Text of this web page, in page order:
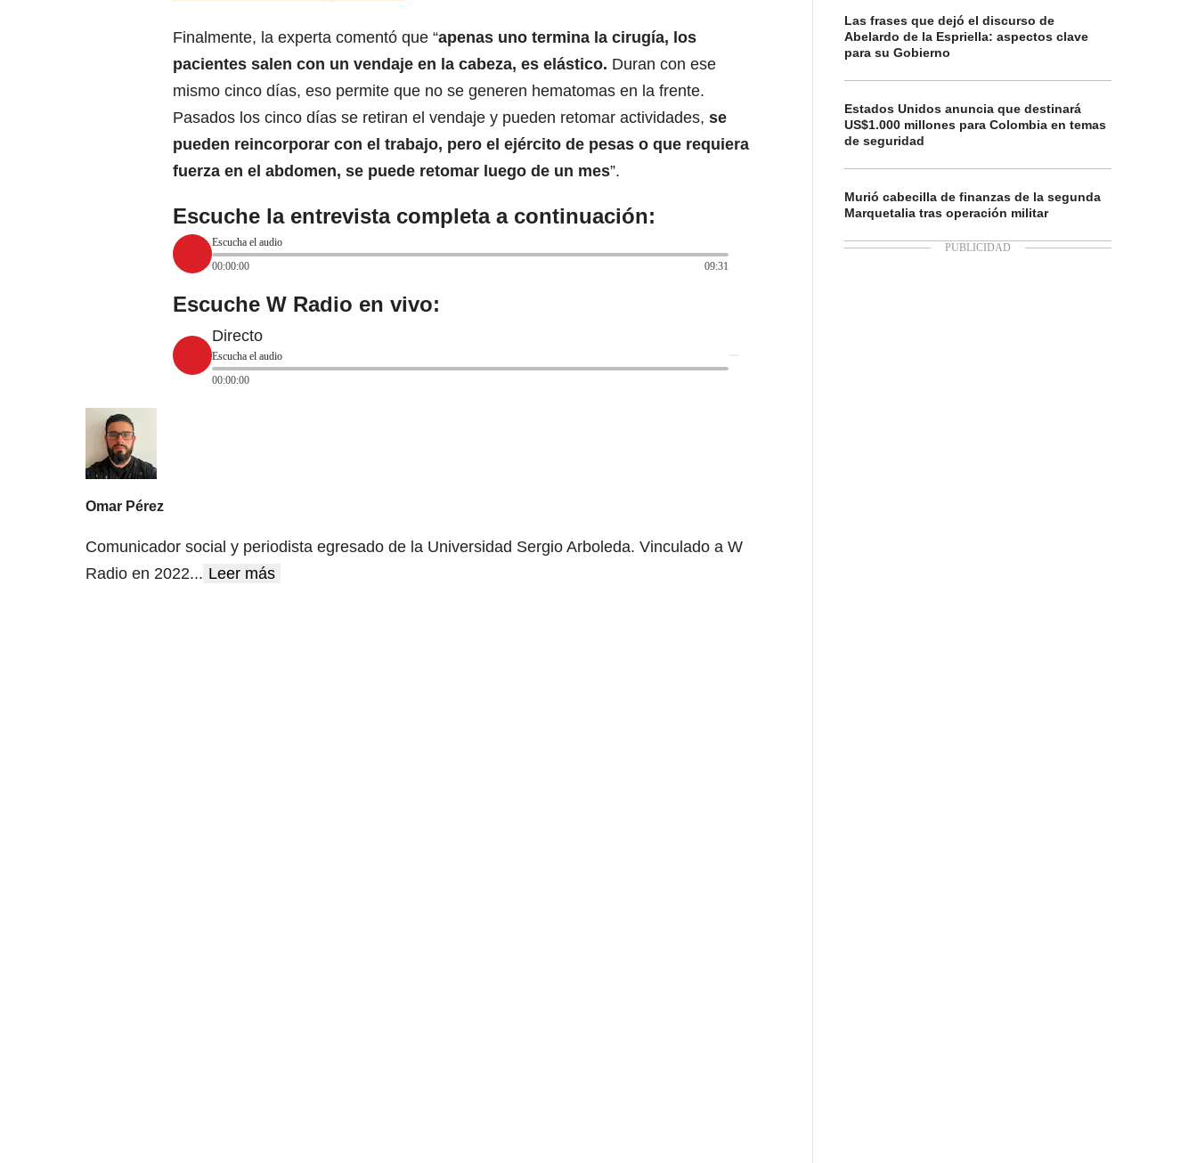
Finalmente, la experta comentó que “apenas uno termina la cirugía, los
pacientes salen con un vendaje en la cabeza, es elástico. Duran con ese
mismo cinco días, eso permite que no se generen hematomas en la frente.
Pasados los cinco días se retiran el vendaje y pueden retomar actividades, se
pueden reincorporar con el trabajo, pero el ejército de pesas o que requiera
fuerza en el abdomen, se puede retomar luego de un mes”.
Escuche la entrevista completa a continuación:
Escucha el audio
00:00:00
09:31
Escuche W Radio en vivo:
Directo
Escucha el audio
00:00:00
Omar Pérez
Comunicador social y periodista egresado de la Universidad Sergio Arboleda. Vinculado a W
Radio en 2022... Leer más
Las frases que dejó el discurso de
Abelardo de la Espriella: aspectos clave
para su Gobierno
Estados Unidos anuncia que destinará
US$1.000 millones para Colombia en temas
de seguridad
Murió cabecilla de finanzas de la segunda
Marquetalia tras operación militar